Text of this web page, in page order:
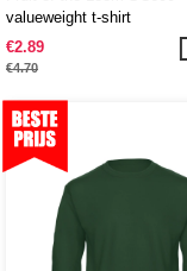
valueweight t-shirt
€2.89
€4.70